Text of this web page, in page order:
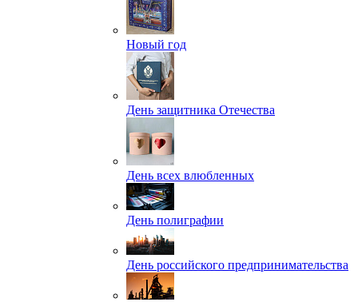
Новый год
День защитника Отечества
День всех влюбленных
День полиграфии
День российского предпринимательства